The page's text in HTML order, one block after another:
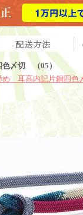
色〆切 （05）
め 耳高内記片銅四色